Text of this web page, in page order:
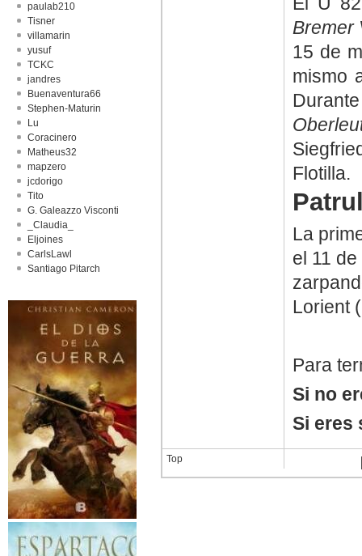
paulab210
Tisner
villamarin
yusuf
TCKC
jandres
Buenaventura66
Stephen-Maturin
Lu
Coracinero
Matheus32
mapzero
jcdorigo
Tito
G. Galeazzo Visconti
_Claudia_
Eljoines
CarlsLawl
Santiago Pitarch
Bremer
15 de
mismo
Flotilla.
La
el 11
Lorient
Para
Si no
Si eres
Top